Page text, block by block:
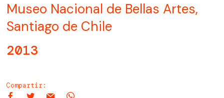
Museo Nacional de Bellas Artes,
Santiago de Chile
2013
Compartir: